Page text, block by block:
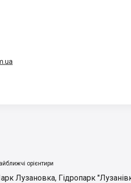
орієнтири
Лузановка, Гідропарк